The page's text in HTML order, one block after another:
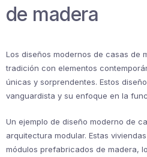
de madera
Los diseños modernos de casas de
tradición con elementos
únicas y sorprendentes. Estos
vanguardista y su enfoque en la
Un ejemplo de diseño moderno de
arquitectura modular. Estas
módulos prefabricados de madera,